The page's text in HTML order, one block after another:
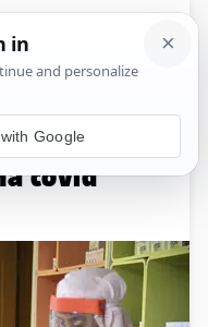
Komentari
iz Kine
covid